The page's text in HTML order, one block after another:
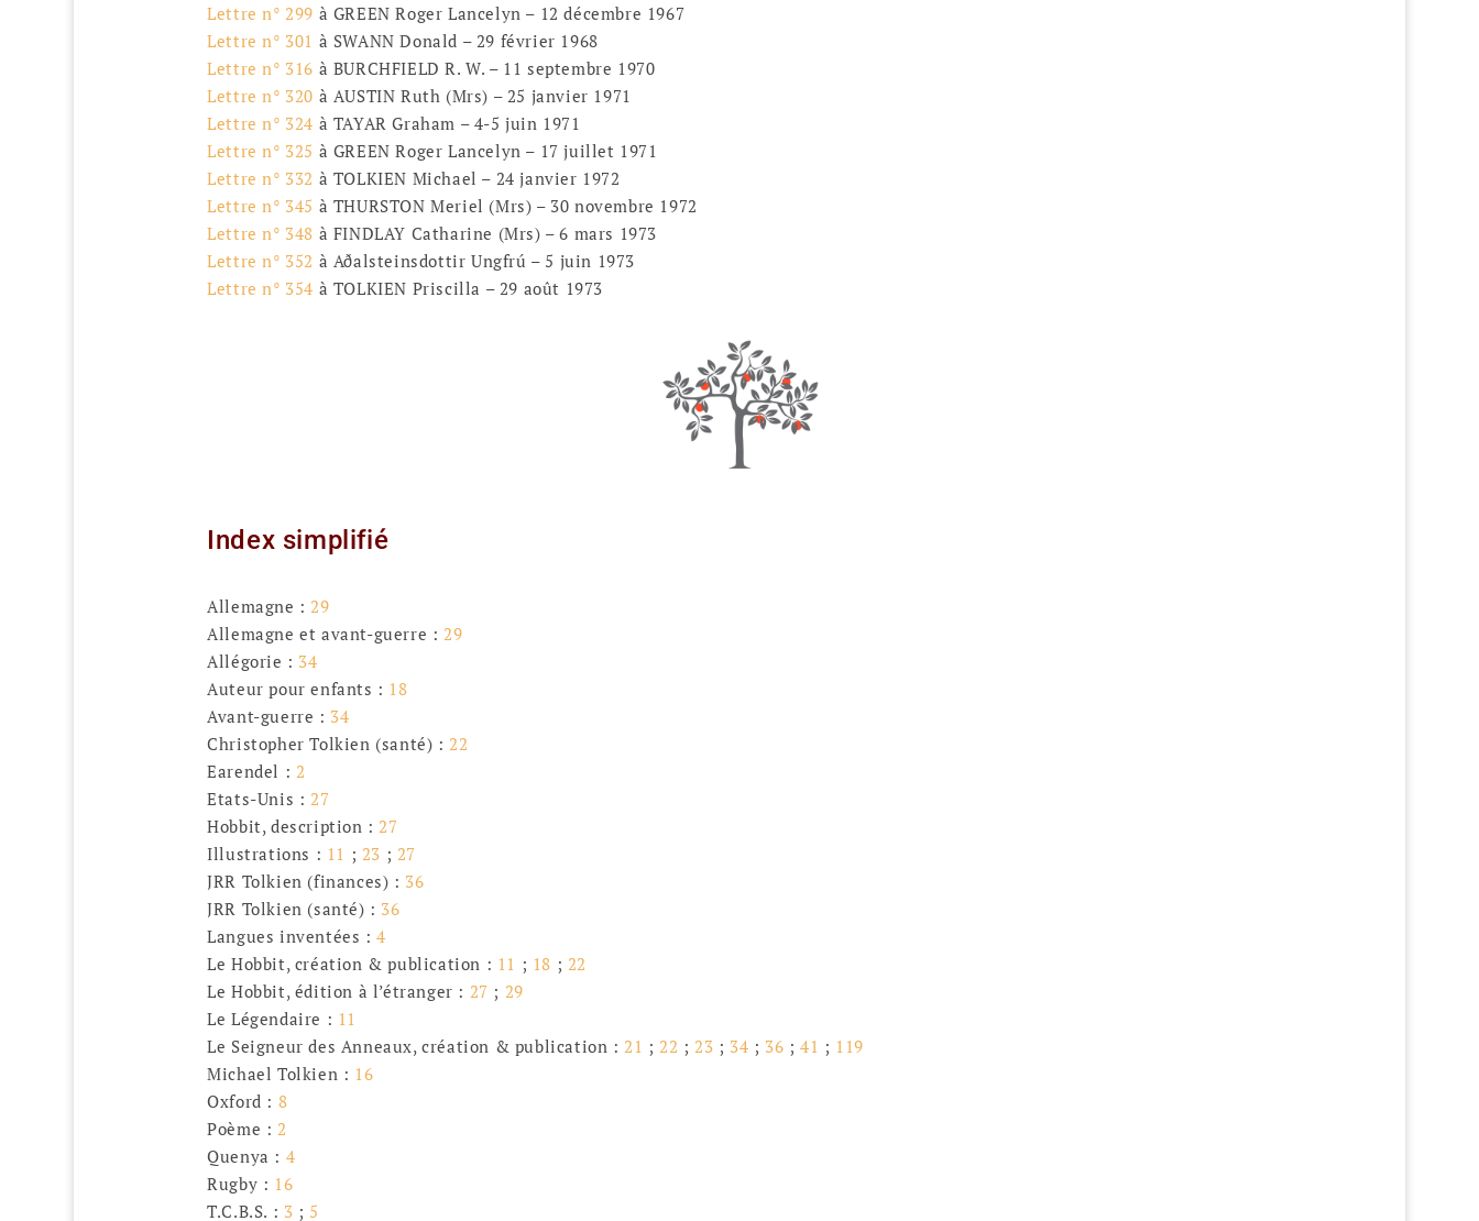
Lettre n° 299 à GREEN Roger Lancelyn – 12 décembre 1967
Lettre n° 301 à SWANN Donald – 29 février 1968
Lettre n° 316 à BURCHFIELD R. W. – 11 septembre 1970
Lettre n° 320 à AUSTIN Ruth (Mrs) – 25 janvier 1971
Lettre n° 324 à TAYAR Graham – 4-5 juin 1971
Lettre n° 325 à GREEN Roger Lancelyn – 17 juillet 1971
Lettre n° 332 à TOLKIEN Michael – 24 janvier 1972
Lettre n° 345 à THURSTON Meriel (Mrs) – 30 novembre 1972
Lettre n° 348 à FINDLAY Catharine (Mrs) – 6 mars 1973
Lettre n° 352 à Aðalsteinsdottir Ungfrú – 5 juin 1973
Lettre n° 354 à TOLKIEN Priscilla – 29 août 1973
Index simplifié
Allemagne :29
Allemagne et avant-guerre : 29
Allégorie : 34
Auteur pour enfants : 18
Avant-guerre : 34
Christopher Tolkien (santé) :22
Earendel : 2
Etats-Unis : 27
Hobbit, description :27
Illustrations : 11 ; 23 ; 27
JRR Tolkien (finances) : 36
JRR Tolkien (santé) : 36
Langues inventées :4
Le Hobbit, création & publication : 11 ; 18 ; 22
Le Hobbit, édition à l’étranger : 27 ; 29
Le Légendaire : 11
Le Seigneur des Anneaux, création & publication :21 ;22 ;23 ; 34 ; 36 ;41 ; 119
Michael Tolkien : 16
Oxford : 8
Poème : 2
Quenya : 4
Rugby : 16
T.C.B.S. : 3 ; 5